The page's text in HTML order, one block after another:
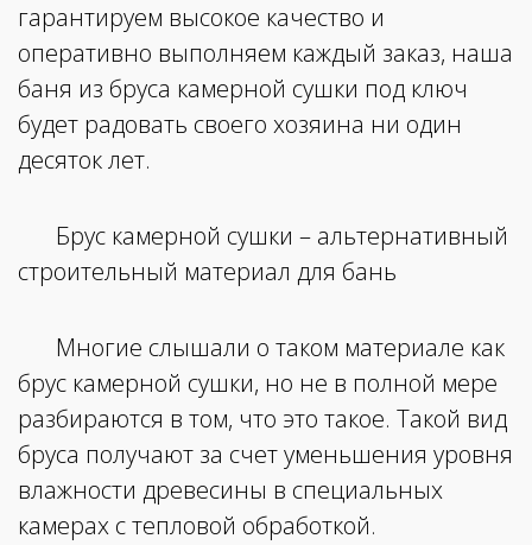
гарантируем высокое качество и
оперативно выполняем каждый заказ, наша
баня из бруса камерной сушки под ключ
будет радовать своего хозяина ни один
десяток лет.
Брус камерной сушки – альтернативный
строительный материал для бань
Многие слышали о таком материале как
брус камерной сушки, но не в полной мере
разбираются в том, что это такое. Такой вид
бруса получают за счет уменьшения уровня
влажности древесины в специальных
камерах с тепловой обработкой.